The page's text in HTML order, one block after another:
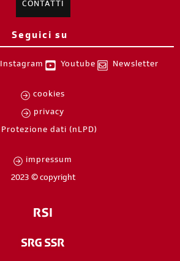
CONTATTI
Seguici su
Instagram Youtube Newsletter
cookies
privacy
Protezione dati (nLPD)
impressum
2023 © copyright